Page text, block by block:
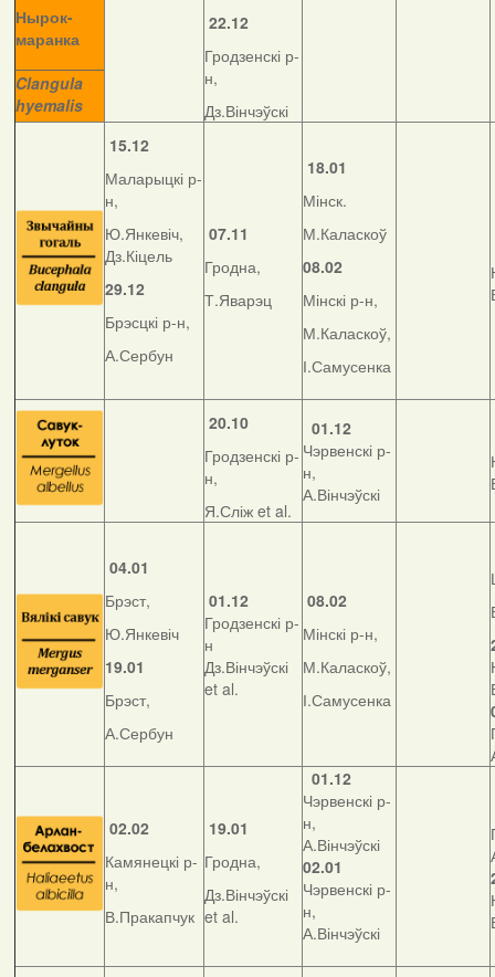
Нырок-
маранка
Clangula
hyemalis
22.12
Гродзенскі р-
н,
Дз.Вінчэўскі
15.12
Маларыцкі р-
н,
Ю.Янкевіч,
Дз.Кіцель
29.12
Брэсцкі р-н,
А.Сербун
07.11
Гродна,
Т.Яварэц
18.01
Мінск.
М.Каласкоў
08.02
Мінскі р-н,
М.Каласкоў,
І.Самусенка
20.10
Гродзенскі р-
н,
Я.Сліж et al.
01.12
Чэрвенскі р-
н,
А.Вінчэўскі
04.01
Брэст,
Ю.Янкевіч
19.01
Брэст,
А.Сербун
01.12
Гродзенскі р-
н
Дз.Вінчэўскі
et al.
08.02
Мінскі р-н,
М.Каласкоў,
І.Самусенка
02.02
Камянецкі р-
н,
В.Пракапчук
19.01
Гродна,
Дз.Вінчэўскі
et al.
01.12
Чэрвенскі р-
н,
А.Вінчэўскі
02.01
Чэрвенскі р-
н,
А.Вінчэўскі